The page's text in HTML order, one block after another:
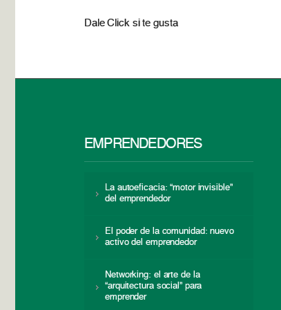
Dale Click si te gusta
EMPRENDEDORES
La autoeficacia: “motor invisible”
del emprendedor
El poder de la comunidad: nuevo
activo del emprendedor
Networking: el arte de la
“arquitectura social” para
emprender